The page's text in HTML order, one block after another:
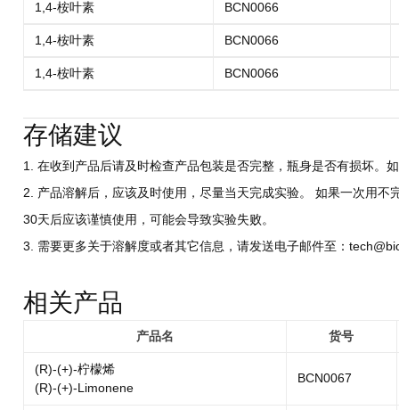
1,4-桉叶素 BCN0066
1,4-桉叶素 BCN0066
1,4-桉叶素 BCN0066
存储建议
1. 在收到产品后请及时检查产品包装是否完整，瓶身是否有损坏。
2. 产品溶解后，应该及时使用，尽量当天完成实验。 如果一次用
30天后应该谨慎使用，可能会导致实验失败。
3. 需要更多关于溶解度或者其它信息，请发送电子邮件至：
相关产品
产品名 货号
(R)-(+)-柠檬烯
(R)-(+)-Limonene
BCN0067